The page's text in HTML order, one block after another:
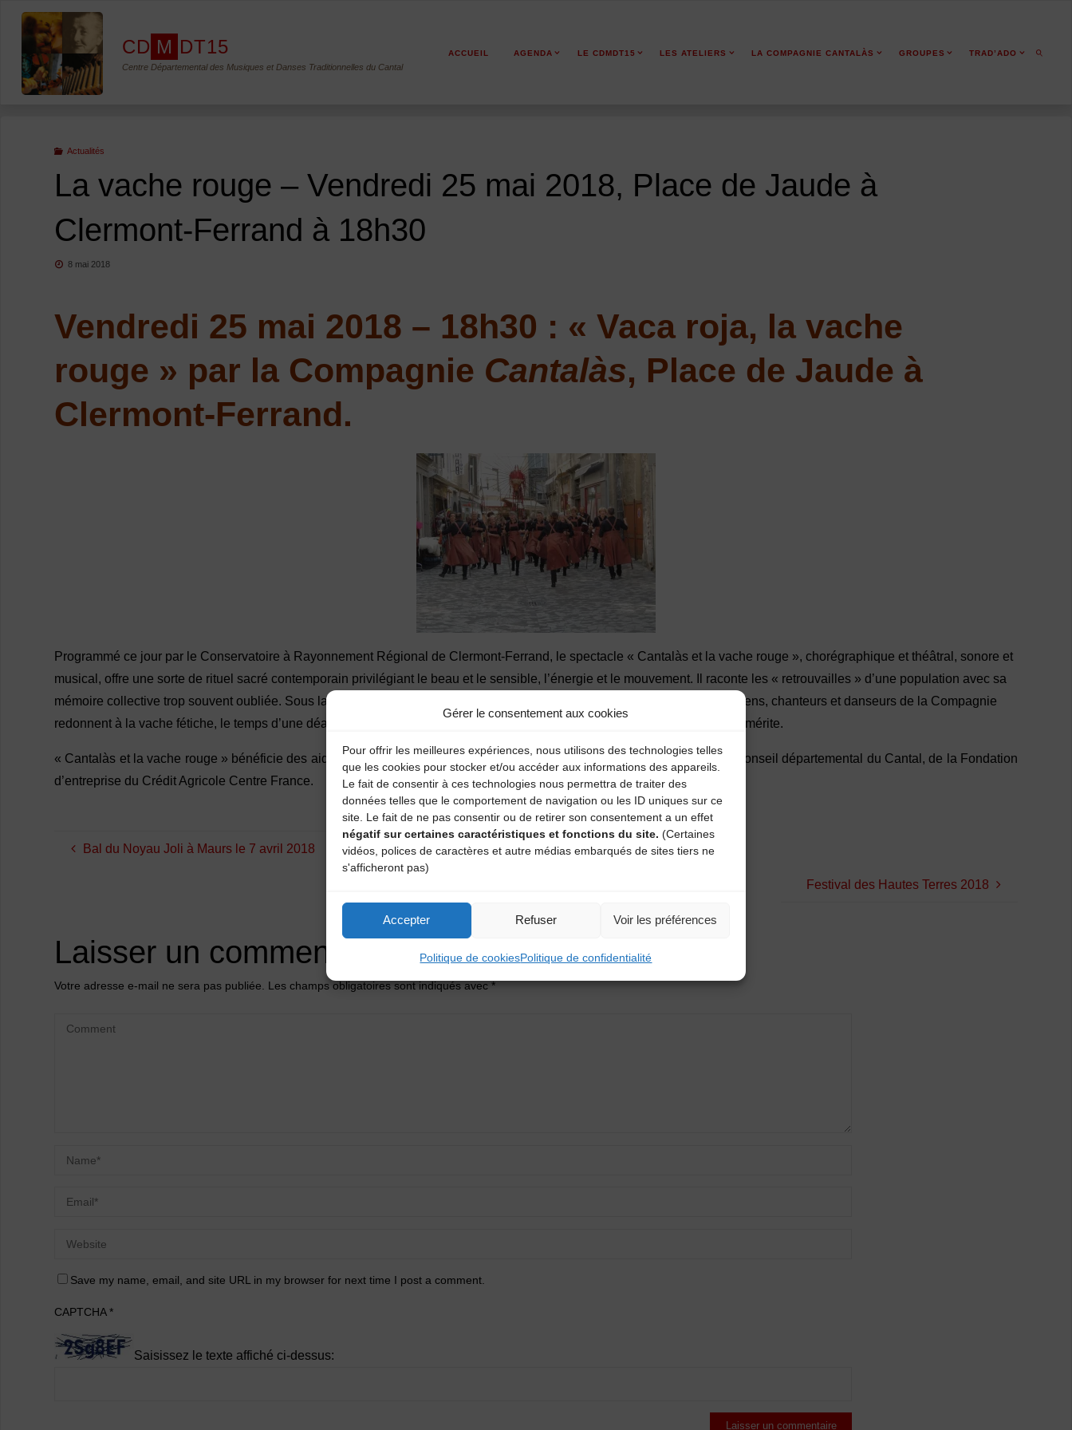
Gérer le consentement aux cookies
Pour offrir les meilleures expériences, nous utilisons des technologies telles
que les cookies pour stocker et/ou accéder aux informations des appareils.
Le fait de consentir à ces technologies nous permettra de traiter des
données telles que le comportement de navigation ou les ID uniques sur ce
site. Le fait de ne pas consentir ou de retirer son consentement a un effet
négatif sur certaines caractéristiques et fonctions du site. (Certaines
vidéos, polices de caractères et autre médias embarqués de sites tiers ne
s'afficheront pas)
Accepter Refuser Voir les préférences
Politique de cookiesPolitique de confidentialité
Skip
content
CD M DT15
Centre Départemental des Musiques et Danses Traditionnelles du Cantal
ACCUEIL AGENDA LE CDMDT15 LES ATELIERS LA COMPAGNIE CANTALÀS GROUPES TRAD’ADO
Actualités
La vache rouge – Vendredi 25 mai 2018, Place de Jaude à
Clermont-Ferrand à 18h30
8 mai 2018
Vendredi 25 mai 2018 – 18h30 : « Vaca roja, la vache
rouge » par la Compagnie Cantalàs, Place de Jaude à
Clermont-Ferrand.
Programmé ce jour par le Conservatoire à Rayonnement Régional de Clermont-Ferrand, le spectacle « Cantalàs et la vache rouge », chorégraphique et théâtral, sonore et
musical, offre une sorte de rituel sacré contemporain privilégiant le beau et le sensible, l’énergie et le mouvement. Il raconte les « retrouvailles » d’une population avec sa
mémoire collective trop souvent oubliée. Sous la houlette d’un meneur, à la fois maître de cérémonie et chaman, les musiciens, chanteurs et danseurs de la Compagnie
redonnent à la vache fétiche, le temps d’une déambulation festive et inattendue, les honneurs et la reconnaissance qu’elle mérite.
« Cantalàs et la vache rouge » bénéficie des aides de l’Europe (programme LEADER), de Saint-Flour Communauté, du Conseil départemental du Cantal, de la Fondation
d’entreprise du Crédit Agricole Centre France.
Bal du Noyau Joli à Maurs le 7 avril 2018
Festival des Hautes Terres 2018
Laisser un commentaire
Votre adresse e-mail ne sera pas publiée. Les champs obligatoires sont indiqués avec*
Save my name, email, and site URL in my browser for next time I post a comment.
CAPTCHA*
Saisissez le texte affiché ci-dessus: